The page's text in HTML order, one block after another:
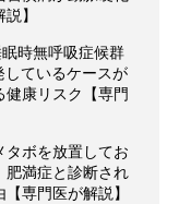
】
眠時無呼吸症候群
しているケースが
康リスク【専門
タボを放置してお
満症と診断され
専門医が解説】